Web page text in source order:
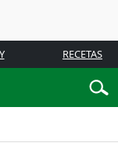
RECETAS